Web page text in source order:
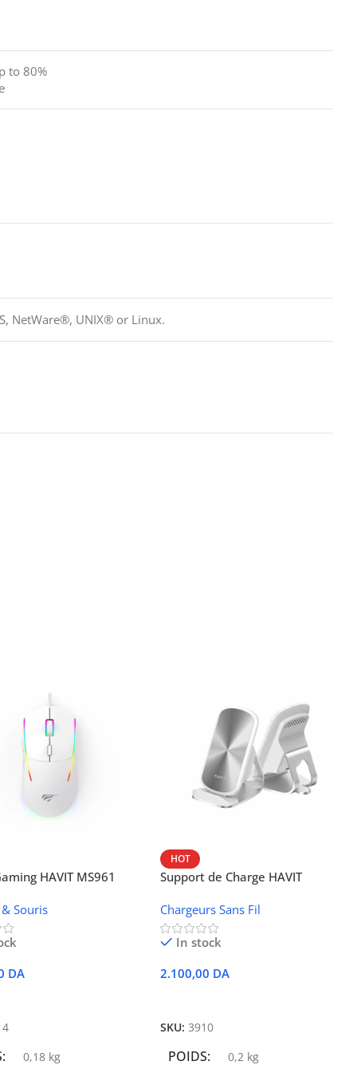
to 80%
NetWare®, UNIX® or Linux.
HAVIT MS961
Souris
DA
0,18 kg
HOT
Support de Charge HAVIT
Chargeurs Sans Fil
In stock
2.100,00 DA
SKU:3910
POIDS 0,2 kg